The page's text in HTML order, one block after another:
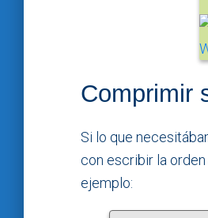
Comprimir
Si lo que
con escribir la
ejemplo: